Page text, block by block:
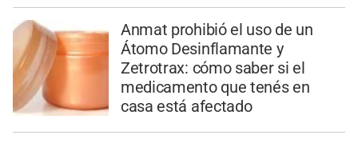
Anmat prohibió el uso de un
Átomo Desinflamante y
Zetrotrax: cómo saber si el
medicamento que tenés en
casa está afectado